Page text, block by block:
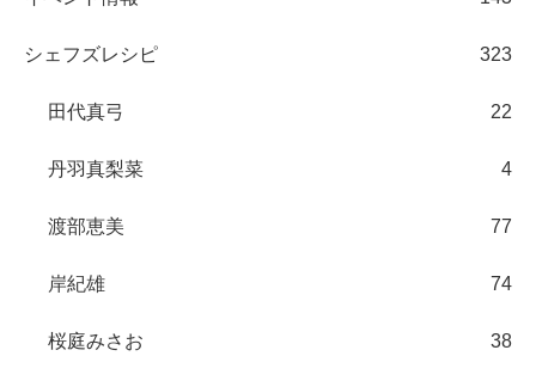
シェフズレシピ 323
田代真弓 22
丹羽真梨菜 4
渡部恵美 77
岸紀雄 74
桜庭みさお 38